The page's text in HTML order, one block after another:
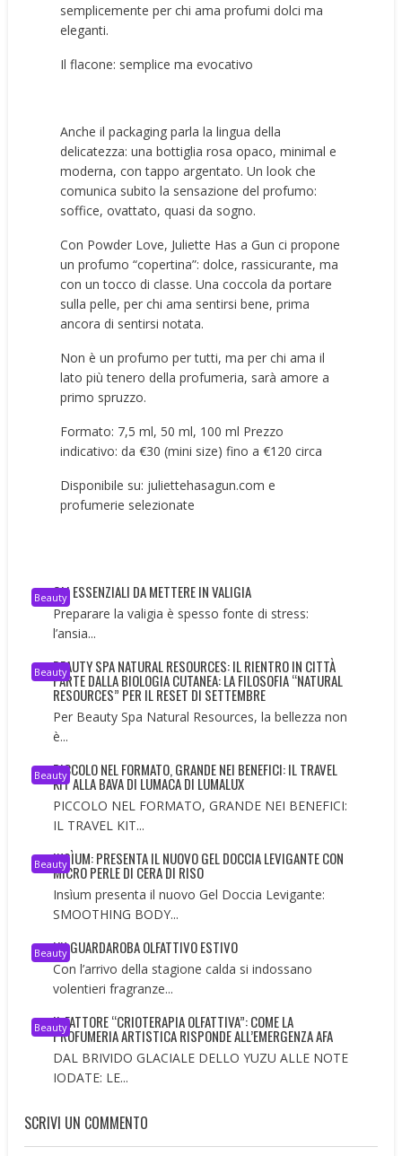
semplicemente per chi ama profumi dolci ma
eleganti.
Il flacone: semplice ma evocativo
Anche il packaging parla la lingua della
delicatezza: una bottiglia rosa opaco, minimal e
moderna, con tappo argentato. Un look che
comunica subito la sensazione del profumo:
soffice, ovattato, quasi da sogno.
Con Powder Love, Juliette Has a Gun ci propone
un profumo “copertina”: dolce, rassicurante, ma
con un tocco di classe. Una coccola da portare
sulla pelle, per chi ama sentirsi bene, prima
ancora di sentirsi notata.
Non è un profumo per tutti, ma per chi ama il
lato più tenero della profumeria, sarà amore a
primo spruzzo.
Formato: 7,5 ml, 50 ml, 100 ml Prezzo
indicativo: da €30 (mini size) fino a €120 circa
Disponibile su: juliettehasagun.com e
profumerie selezionate
BeautyGLI ESSENZIALI DA METTERE IN VALIGIA
Preparare la valigia è spesso fonte di stress:
l’ansia...
BeautyBEAUTY SPA NATURAL RESOURCES: IL RIENTRO IN CITTÀ
PARTE DALLA BIOLOGIA CUTANEA: LA FILOSOFIA “NATURAL
RESOURCES” PER IL RESET DI SETTEMBRE
Per Beauty Spa Natural Resources, la bellezza non
è...
BeautyPICCOLO NEL FORMATO, GRANDE NEI BENEFICI: IL TRAVEL
KIT ALLA BAVA DI LUMACA DI LUMALUX
PICCOLO NEL FORMATO, GRANDE NEI BENEFICI:
IL TRAVEL KIT...
BeautyINSÌUM: PRESENTA IL NUOVO GEL DOCCIA LEVIGANTE CON
MICRO PERLE DI CERA DI RISO
Insìum presenta il nuovo Gel Doccia Levigante:
SMOOTHING BODY...
BeautyUN GUARDAROBA OLFATTIVO ESTIVO
Con l’arrivo della stagione calda si indossano
volentieri fragranze...
BeautyIL FATTORE “CRIOTERAPIA OLFATTIVA”: COME LA
PROFUMERIA ARTISTICA RISPONDE ALL’EMERGENZA AFA
DAL BRIVIDO GLACIALE DELLO YUZU ALLE NOTE
IODATE: LE...
SCRIVI UN COMMENTO